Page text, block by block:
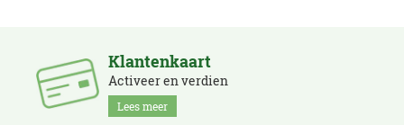
Klantenkaart
Activeer en verdien
Lees meer